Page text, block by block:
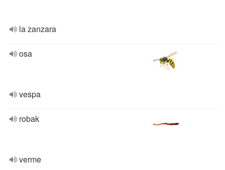
la zanzara
osa
vespa
robak
verme